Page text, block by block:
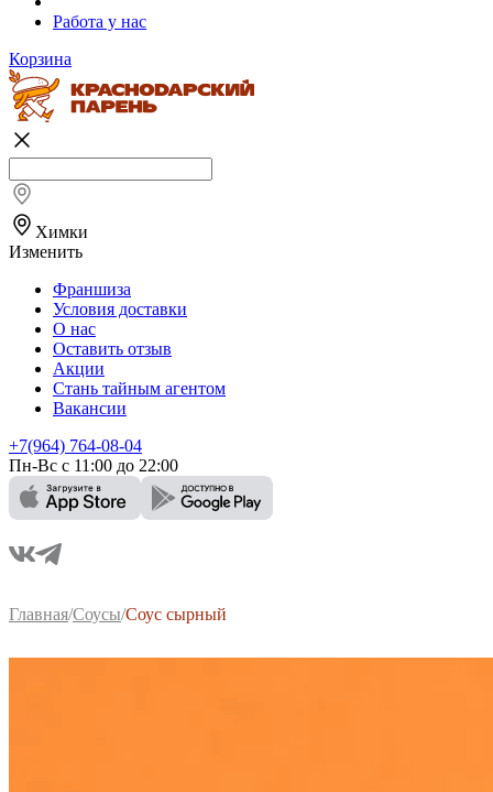
Работа у нас
Корзина
Химки
Изменить
Франшиза
Условия доставки
О нас
Оставить отзыв
Акции
Стань тайным агентом
Вакансии
+7(964) 764-08-04
Пн-Вс с 11:00 до 22:00
Главная/Соусы/Соус сырный